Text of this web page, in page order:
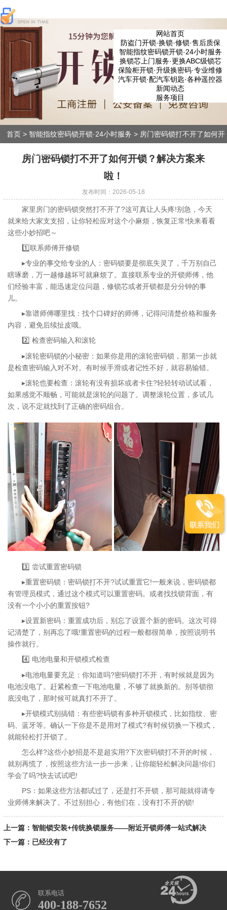
网站首页
防盗门开锁·换锁·修锁·售后质保
智能指纹密码锁开锁·24小时服务
换锁芯上门服务·更换ABC级锁芯
保险柜开锁·升级换密码·专业维修
汽车开锁·配汽车钥匙·各种遥控器
新闻动态
服务项目
首页> 智能指纹密码锁开锁·24小时服务 > 房门密码锁打不开了如何开
锁？解决方案来啦！
房门密码锁打不开了如何开锁？解决方案来
啦！
发布时间：2026-05-18
家里房门的密码锁突然打不开了?这可真让人头疼!别急，今天
就来给大家支支招，让你轻松应对这个小麻烦，恢复正常!快来看看
这些小妙招吧～
1️⃣联系师傅开修锁
▸专业的事交给专业的人：密码锁要是彻底失灵了，千万别自己
瞎琢磨，万一越修越坏可就麻烦了。直接联系专业的开锁师傅，他
们经验丰富，能迅速定位问题，修锁芯或者开锁都是分分钟的事
儿。
▸靠谱师傅哪里找：找个口碑好的师傅，记得问清楚价格和服务
内容，避免后续扯皮哦。
2️⃣ 检查密码输入和滚轮
▸滚轮密码锁的小秘密：如果你是用的滚轮密码锁，那第一步就
是检查密码输入对不对。有时候手滑或者记性不好，就容易输错。
▸滚轮也要检查：滚轮有没有损坏或者卡住?轻轻转动试试看，
如果感觉不顺畅，可能就是滚轮的问题了。调整滚轮位置，多试几
次，说不定就找到了正确的密码组合。
3️⃣ 尝试重置密码锁
▸重置密码锁：密码锁打不开?试试重置它!一般来说，密码锁都
有管理员模式，通过这个模式可以重置密码。或者找找锁背面，有
没有一个小小的重置按钮?
▸设置新密码：重置成功后，别忘了设置个新的密码。这次可得
记清楚了，别再忘了哦!重置密码的过程一般都很简单，按照说明书
操作就行。
4️⃣ 电池电量和开锁模式检查
▸电池电量要充足：你知道吗?密码锁打不开，有时候就是因为
电池没电了。赶紧检查一下电池电量，不够了就换新的。别等锁彻
底没电了，那时候可就真打不开了。
▸开锁模式别搞错：有些密码锁有多种开锁模式，比如指纹、密
码、蓝牙等。确认一下你是不是用对了模式?有时候切换一下模式，
就能轻松打开锁了。
怎么样?这些小妙招是不是超实用?下次密码锁打不开的时候，
就别再慌了，按照这些方法一步一步来，让你能轻松解决问题!你们
学会了吗?快去试试吧!
PS：如果这些方法都试过了，还是打不开锁，那可能就得请专
业师傅来解决了。不过别担心，有他们在，没有打不开的锁!
上一篇：智能锁安装+传统换锁服务——附近开锁师傅一站式解决
下一篇：已经没有了
联系电话
400-188-7652